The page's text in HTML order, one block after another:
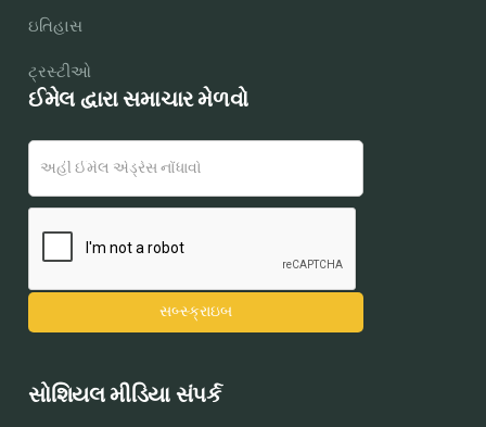
ઇતિહાસ
ટ્રસ્ટીઓ
ઈમેલ દ્વારા સમાચાર મેળવો
સોશિયલ મીડિયા સંપર્ક